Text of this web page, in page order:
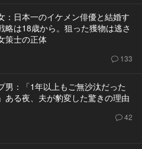
：日本一のイケメン俳優と結婚す
略は18歳から。狙った獲物は逃さ
策士の正体
133
男：「1年以上もご無沙汰だった
る夜、夫が豹変した驚きの理由
42